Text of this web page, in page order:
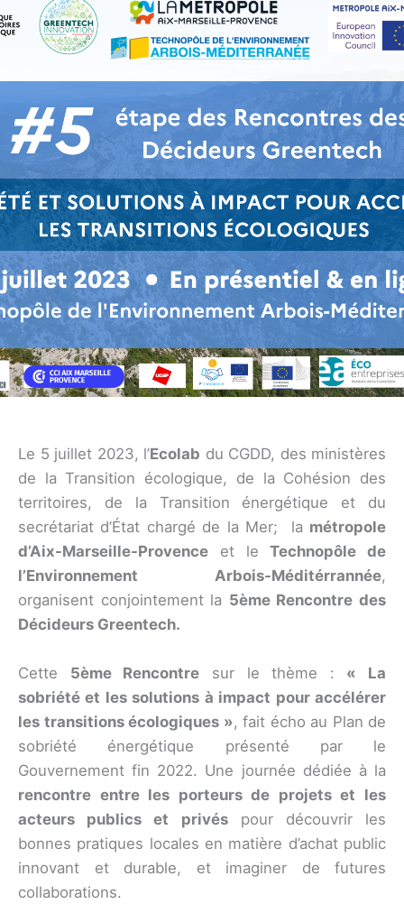
Le 5 juillet 2023, l’Ecolab du CGDD, des ministères
de la Transition écologique, de la Cohésion des
territoires, de la Transition énergétique et du
secrétariat d’État chargé de la Mer; la métropole
d’Aix-Marseille-Provence et leTechnopôle de
l’Environnement Arbois-Méditérrannée,
organisent conjointement la 5ème Rencontre des
Décideurs Greentech.
Cette 5ème Rencontre sur le thème : « La
sobriété et les solutions à impact pour accélérer
les transitions écologiques », fait écho au Plan de
sobriété énergétique présenté par le
Gouvernement fin 2022. Une journée dédiée à la
rencontre entre les porteurs de projets et les
acteurs publics et privéspour découvrir les
bonnes pratiques locales en matière d’achat public
innovant et durable, et imaginer de futures
collaborations.